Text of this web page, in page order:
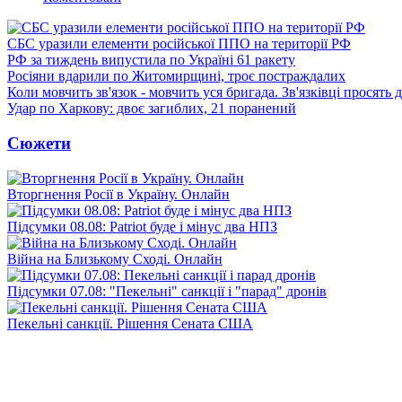
СБС уразили елементи російської ППО на території РФ
РФ за тиждень випустила по Україні 61 ракету
Росіяни вдарили по Житомирщині, троє постраждалих
Коли мовчить зв'язок - мовчить уся бригада. Зв'язківці просять
Удар по Харкову: двоє загиблих, 21 поранений
Сюжети
Вторгнення Росії в Україну. Онлайн
Підсумки 08.08: Patriot буде і мінус два НПЗ
Війна на Близькому Сході. Онлайн
Підсумки 07.08: "Пекельні" санкції і "парад" дронів
Пекельні санкції. Рішення Сената США